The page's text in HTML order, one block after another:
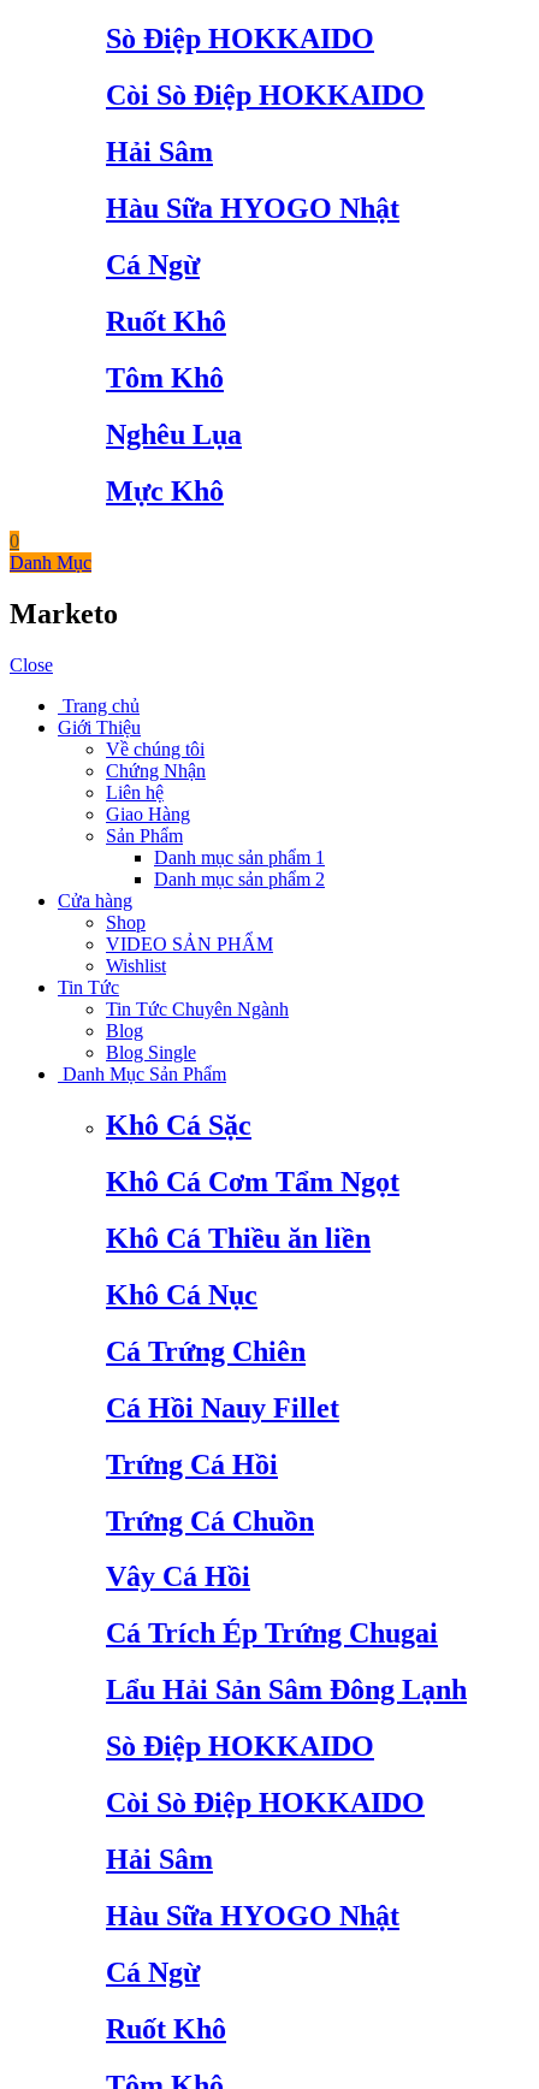
Sò Điệp HOKKAIDO
Còi Sò Điệp HOKKAIDO
Hải Sâm
Hàu Sữa HYOGO Nhật
Cá Ngừ
Ruốt Khô
Tôm Khô
Nghêu Lụa
Mực Khô
0
Danh Mục
Marketo
Close
Trang chủ
Giới Thiệu
Về chúng tôi
Chứng Nhận
Liên hệ
Giao Hàng
Sản Phẩm
Danh mục sản phẩm 1
Danh mục sản phẩm 2
Cửa hàng
Shop
VIDEO SẢN PHẨM
Wishlist
Tin Tức
Tin Tức Chuyên Ngành
Blog
Blog Single
Danh Mục Sản Phẩm
Khô Cá Sặc
Khô Cá Cơm Tẩm Ngọt
Khô Cá Thiều ăn liền
Khô Cá Nục
Cá Trứng Chiên
Cá Hồi Nauy Fillet
Trứng Cá Hồi
Trứng Cá Chuồn
Vây Cá Hồi
Cá Trích Ép Trứng Chugai
Lẩu Hải Sản Sâm Đông Lạnh
Sò Điệp HOKKAIDO
Còi Sò Điệp HOKKAIDO
Hải Sâm
Hàu Sữa HYOGO Nhật
Cá Ngừ
Ruốt Khô